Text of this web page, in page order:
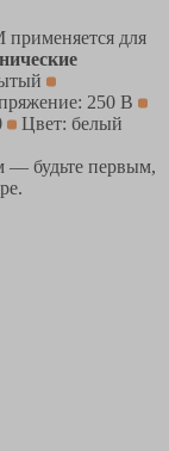
для
250 В
Цвет: белый
— будьте первым,